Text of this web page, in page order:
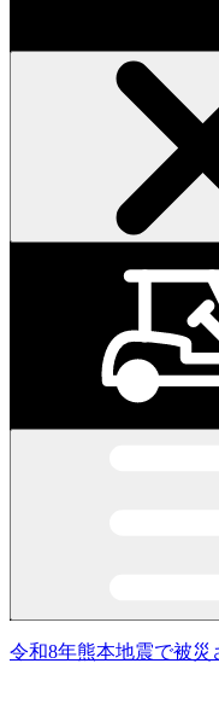
令和8年熊本地震で被